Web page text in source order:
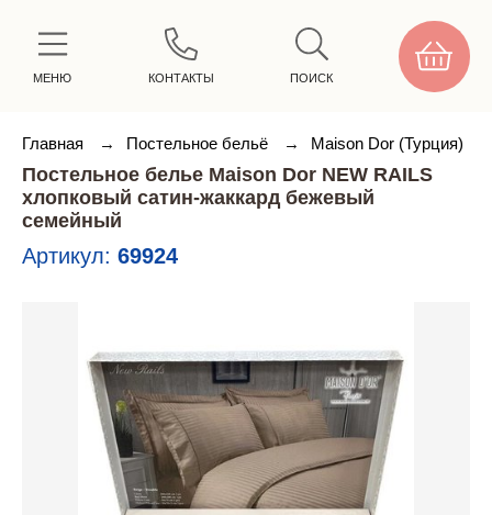
МЕНЮ КОНТАКТЫ ПОИСК
Главная → Постельное бельё → Maison Dor (Турция)
Постельное белье Maison Dor NEW RAILS
хлопковый сатин-жаккард бежевый
семейный
Артикул: 69924